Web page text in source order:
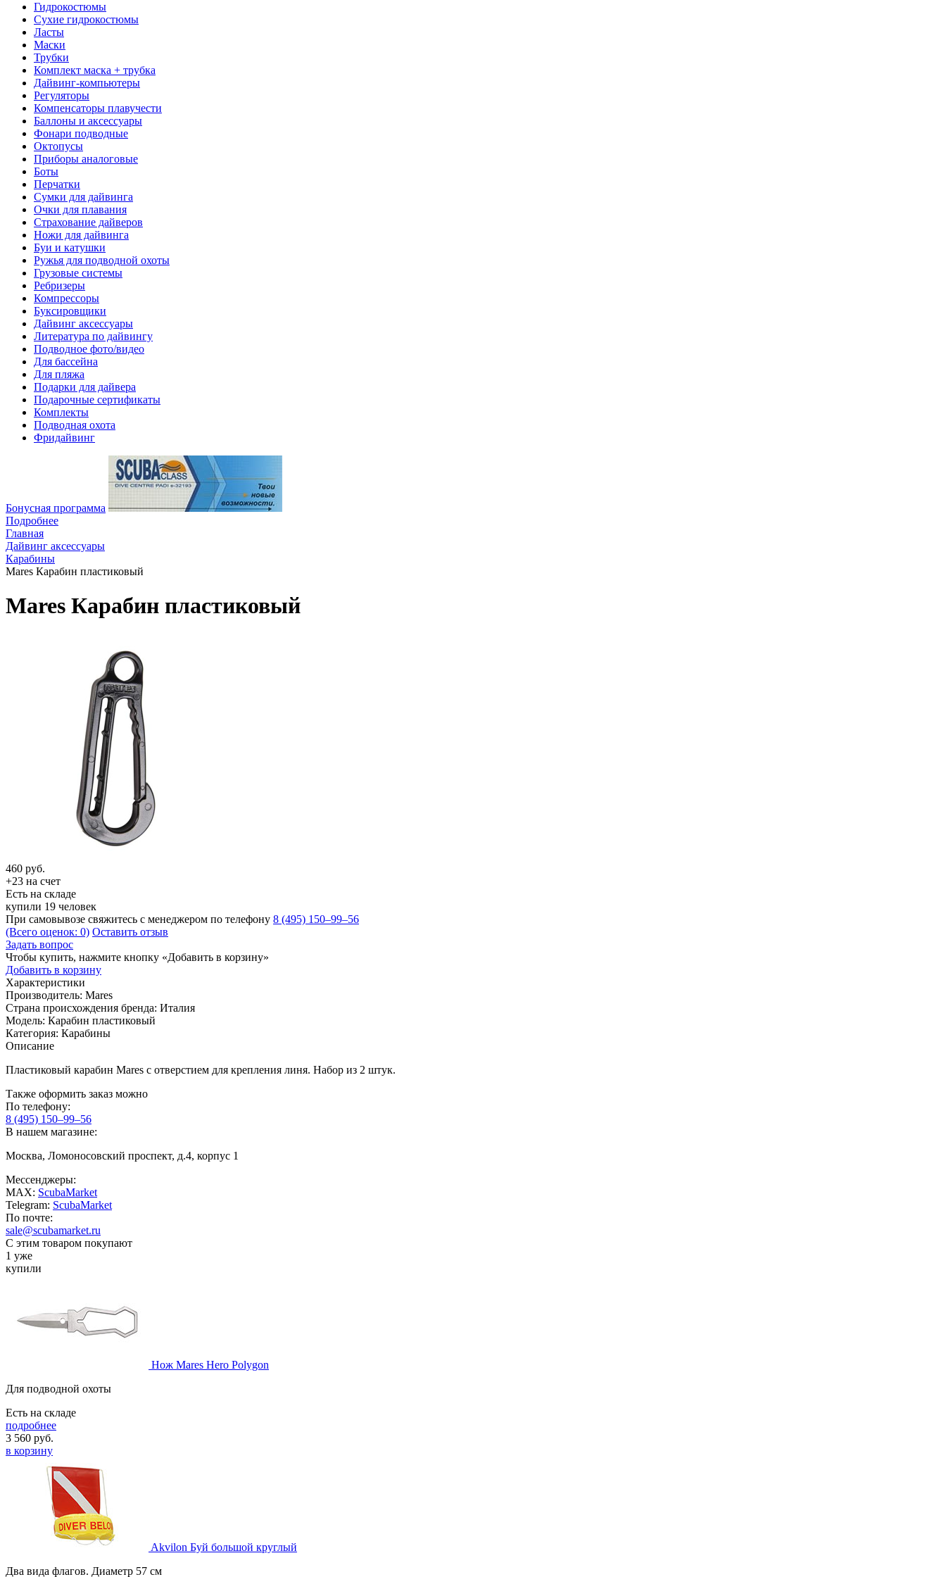
Гидрокостюмы
Сухие гидрокостюмы
Ласты
Маски
Трубки
Комплект маска + трубка
Дайвинг-компьютеры
Регуляторы
Компенсаторы плавучести
Баллоны и аксессуары
Фонари подводные
Октопусы
Приборы аналоговые
Боты
Перчатки
Сумки для дайвинга
Очки для плавания
Страхование дайверов
Ножи для дайвинга
Буи и катушки
Ружья для подводной охоты
Грузовые системы
Ребризеры
Компрессоры
Буксировщики
Дайвинг аксессуары
Литература по дайвингу
Подводное фото/видео
Для бассейна
Для пляжа
Подарки для дайвера
Подарочные сертификаты
Комплекты
Подводная охота
Фридайвинг
Бонусная программа
Подробнее
Главная
Дайвинг аксессуары
Карабины
Mares Карабин пластиковый
Mares Карабин пластиковый
460 руб.
+23 на счет
Есть на складе
купили 19 человек
При самовывозе свяжитесь с менеджером по телефону 8 (495) 150–99–56
(Всего оценок: 0) Оставить отзыв
Задать вопрос
Чтобы купить, нажмите кнопку «Добавить в корзину»
Добавить в корзину
Характеристики
Производитель: Mares
Страна происхождения бренда: Италия
Модель: Карабин пластиковый
Категория: Карабины
Описание
Пластиковый карабин Mares с отверстием для крепления линя. Набор из 2 штук.
Также оформить заказ можно
По телефону:
8 (495) 150–99–56
В нашем магазине:
Москва, Ломоносовский проспект, д.4, корпус 1
Мессенджеры:
MAX: ScubaMarket
Telegram: ScubaMarket
По почте:
sale@scubamarket.ru
С этим товаром покупают
1 уже
купили
Нож Mares Hero Polygon
Для подводной охоты
Есть на складе
подробнее
3 560 руб.
в корзину
Akvilon Буй большой круглый
Два вида флагов. Диаметр 57 см